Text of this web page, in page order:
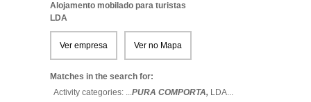
Alojamento mobilado para turistas
LDA
Ver empresa Ver no Mapa
Matches in the search for:
Activity categories: ...PURA COMPORTA, LDA...